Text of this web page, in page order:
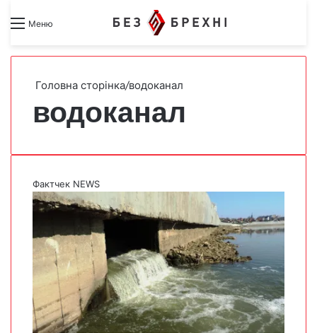
Меню Search forSwitch skin
Головна сторінка/водоканал
водоканал
Фактчек NEWS